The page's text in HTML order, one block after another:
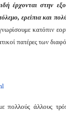
έρχονται στην
ερείπια και
κατόπιν
πατέρες των
άλλους